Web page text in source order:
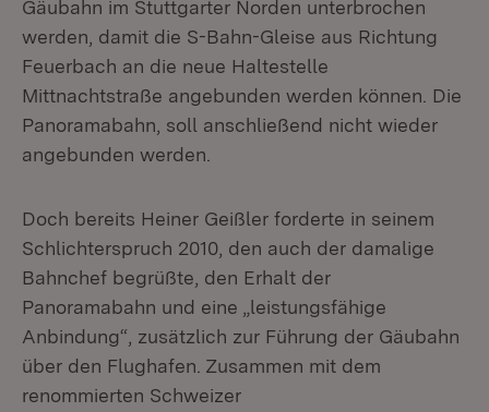
Gäubahn im Stuttgarter Norden unterbrochen
werden, damit die S-Bahn-Gleise aus Richtung
Feuerbach an die neue Haltestelle
Mittnachtstraße angebunden werden können. Die
Panoramabahn, soll anschließend nicht wieder
angebunden werden.
Doch bereits Heiner Geißler forderte in seinem
Schlichterspruch 2010, den auch der damalige
Bahnchef begrüßte, den Erhalt der
Panoramabahn und eine „leistungsfähige
Anbindung“, zusätzlich zur Führung der Gäubahn
über den Flughafen. Zusammen mit dem
renommierten Schweizer